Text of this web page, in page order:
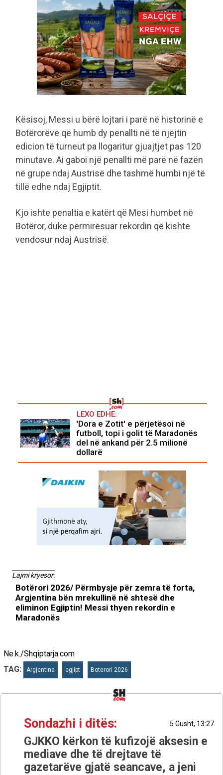
Kësisoj, Messi u bërë lojtari i parë në historinë e
Botërorëve që humb dy penallti në të njëjtin
edicion të turneut pa llogaritur gjuajtjet pas 120
minutave. Ai gaboi një penallti më parë në fazën
në grupe ndaj Austrisë dhe tashmë humbi një të
tillë edhe ndaj Egjiptit.
Kjo ishte penaltia e katërt që Mesi humbet në
Botëror, duke përmirësuar rekordin që kishte
vendosur ndaj Austrisë.
LEXO EDHE:
'Dora e Zotit' e përjetësoi në
futboll, topi i golit të Maradonës
del në ankand për 2.5 milionë
dollarë
Lajmi kryesor:
Botërori 2026/ Përmbysje për zemra të forta,
Argjentina bën mrekullinë në shtesë dhe
eliminon Egjiptin! Messi thyen rekordin e
Maradonës
Ne.k./Shqiptarja.com
TAG:
Argjentina egjipt Boterori 2026
Sondazhi i ditës: 5 Gusht, 13:27
GJKKO kërkon të kufizojë aksesin e
mediave dhe të drejtave të
gazetarëve gjatë seancave, a jeni